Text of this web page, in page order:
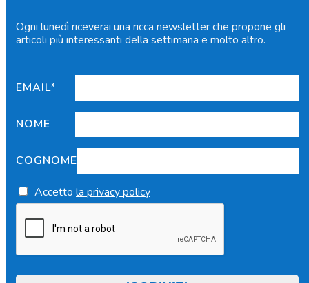
Ogni lunedì riceverai una ricca newsletter che propone gli
articoli più interessanti della settimana e molto altro.
EMAIL*
NOME
COGNOME
Accetto la privacy policy